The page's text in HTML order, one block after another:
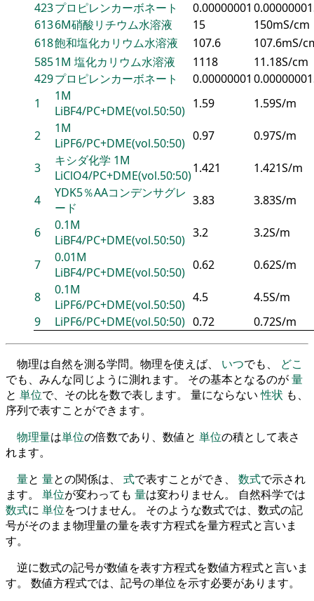
423プロピレンカーボネート 0.00000001
6136M硝酸リチウム水溶液 15
150mS/cm
618飽和塩化カリウム水溶液 107.6
107.6mS/
5851M 塩化カリウム水溶液 1118
11.18S/cm
429プロピレンカーボネート 0.00000001
1
1M
LiBF4/PC+DME(vol.50:50) 1.59 1.59S/m
2
1M
LiPF6/PC+DME(vol.50:50) 0.97 0.97S/m
3
キシダ化学 1M
LiClO4/PC+DME(vol.50:50)1.421 1.421S/m
4
YDK5％AAコンデンサグレ
ード
3.83 3.83S/m
6
0.1M
LiBF4/PC+DME(vol.50:50) 3.2 3.2S/m
7
0.01M
LiBF4/PC+DME(vol.50:50) 0.62 0.62S/m
8
0.1M
LiPF6/PC+DME(vol.50:50) 4.5
4.5S/m
9
LiPF6/PC+DME(vol.50:50) 0.72 0.72S/m
物理は自然を測る学問。物理を使えば、 いつでも、 どこ
でも、みんな同じように測れます。 その基本となるのが量
と 単位で、その比を数で表します。 量にならない性状 も、
序列で表すことができます。
物理量は単位の倍数であり、数値と 単位の積として表さ
れます。
量と 量との関係は、 式で表すことができ、 数式で示され
ます。 単位が変わっても 量は変わりません。 自然科学では
数式に 単位をつけません。 そのような数式では、数式の記
号がそのまま物理量の量を表す方程式を量方程式と言いま
す。
逆に数式の記号が数値を表す方程式を数値方程式と言いま
す。 数値方程式では、記号の単位を示す必要があります。